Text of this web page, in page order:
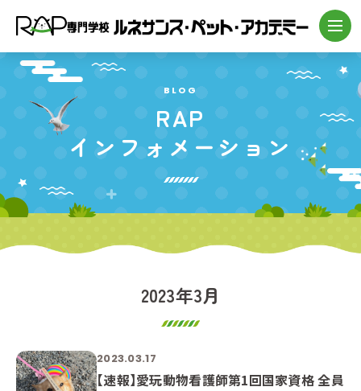
BLOG
RAP
インフォメーション
2023年3月
2023.03.17
【速報】愛玩動物看護師第1回国家資格 全員